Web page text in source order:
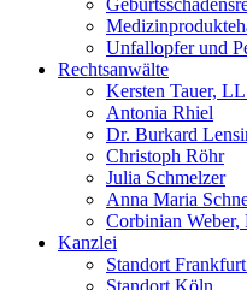
Unfallopfer und
Rechtsanwälte
Kersten Tauer,
Antonia Rhiel
Dr. Burkard
Christoph Röhr
Julia Schmelzer
Anna Maria
Corbinian
Kanzlei
Standort
Standort Köln